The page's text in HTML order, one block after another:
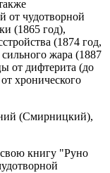
от чудотворной
(1865 год),
(1874 год,
жара (1887
от дифтерита (до
хронического
(Смирницкий),
книгу "Руно